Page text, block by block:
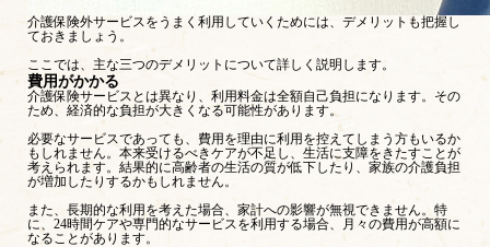
介護保険外サービスをうまく利用していくためには、デメリットも把握し
ておきましょう。
ここでは、主な三つのデメリットについて詳しく説明します。
費用がかかる
介護保険サービスとは異なり、利用料金は全額自己負担になります。その
ため、経済的な負担が大きくなる可能性があります。
必要なサービスであっても、費用を理由に利用を控えてしまう方もいるか
もしれません。本来受けるべきケアが不足し、生活に支障をきたすことが
考えられます。結果的に高齢者の生活の質が低下したり、家族の介護負担
が増加したりするかもしれません。
また、長期的な利用を考えた場合、家計への影響が無視できません。特
に、24時間ケアや専門的なサービスを利用する場合、月々の費用が高額に
なることがあります。